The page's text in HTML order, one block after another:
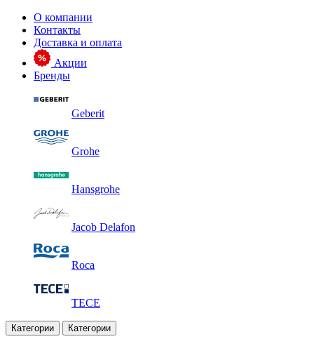
О компании
Контакты
Доставка и оплата
Акции
Бренды
Geberit
Grohe
Hansgrohe
Jacob Delafon
Roca
TECE
Категории Категории